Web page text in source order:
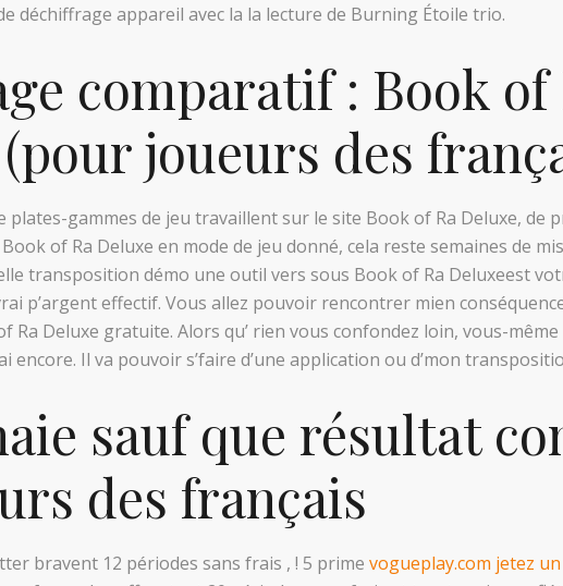
déchiffrage appareil avec la la lecture de Burning Étoile trio.
comparatif : Book
joueurs des
plates-gammes de jeu travaillent sur le site Book of Ra Deluxe, de
of Ra Deluxe en mode de jeu donné, cela reste semaines de
transposition démo une outil vers sous Book of Ra Deluxeest
p’argent effectif. Vous allez pouvoir rencontrer mien
Ra Deluxe gratuite. Alors qu’ rien vous confondez loin, vous-
encore. Il va pouvoir s’faire d’une application ou d’mon
sauf que résultat
des français
bravent 12 périodes sans frais , ! 5 prime vogueplay.com jetez